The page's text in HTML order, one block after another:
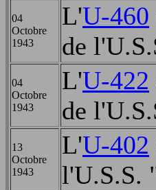
04
Octobre
1943
L'U-460
de
04
Octobre
1943
L'U-422
de
13
Octobre
1943
L'U-402
l'U.S.S.